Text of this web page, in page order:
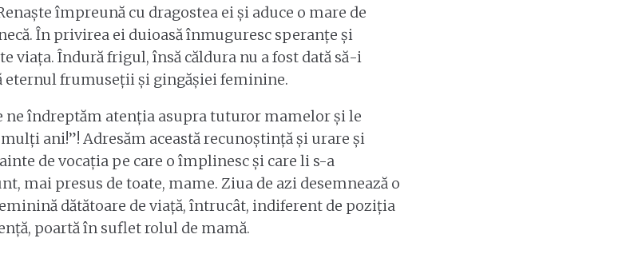
împreună cu dragostea ei și aduce o mare de
În privirea ei duioasă înmuguresc speranțe și
viața. Îndură frigul, însă căldura nu a fost dată să-i
eternul frumuseții și gingășiei feminine.
ne îndreptăm atenția asupra tuturor mamelor și le
ani!”! Adresăm această recunoștință și urare și
de vocația pe care o împlinesc și care li s-a
mai presus de toate, mame. Ziua de azi desemnează o
dătătoare de viață, întrucât, indiferent de poziția
poartă în suflet rolul de mamă.